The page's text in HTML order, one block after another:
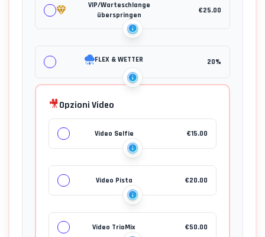
VIP/Warteschlange
überspringen
€25.00
FLEX & WETTER 20%
🎥Opzioni Video
Video Selfie €15.00
Video Pista €20.00
Video TrioMix €50.00